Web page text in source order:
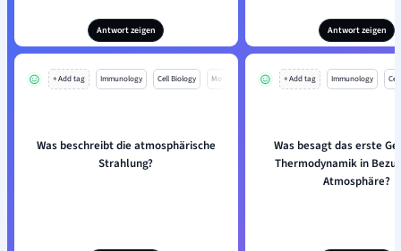
Antwort zeigen Antwort zeigen
+ Add tag Immunology Cell Biology Mo
Was beschreibt die atmosphärische
Strahlung?
+ Add tag Immunology
Was besagt das erste
Thermodynamik in
Atmosphäre?